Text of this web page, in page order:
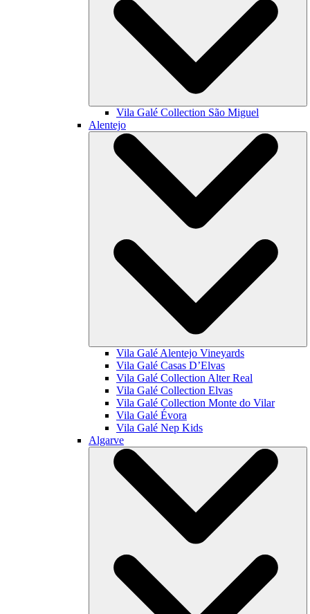
Vila Galé Collection São Miguel
Alentejo
Vila Galé Alentejo Vineyards
Vila Galé Casas D’Elvas
Vila Galé Collection Alter Real
Vila Galé Collection Elvas
Vila Galé Collection Monte do Vilar
Vila Galé Évora
Vila Galé Nep Kids
Algarve